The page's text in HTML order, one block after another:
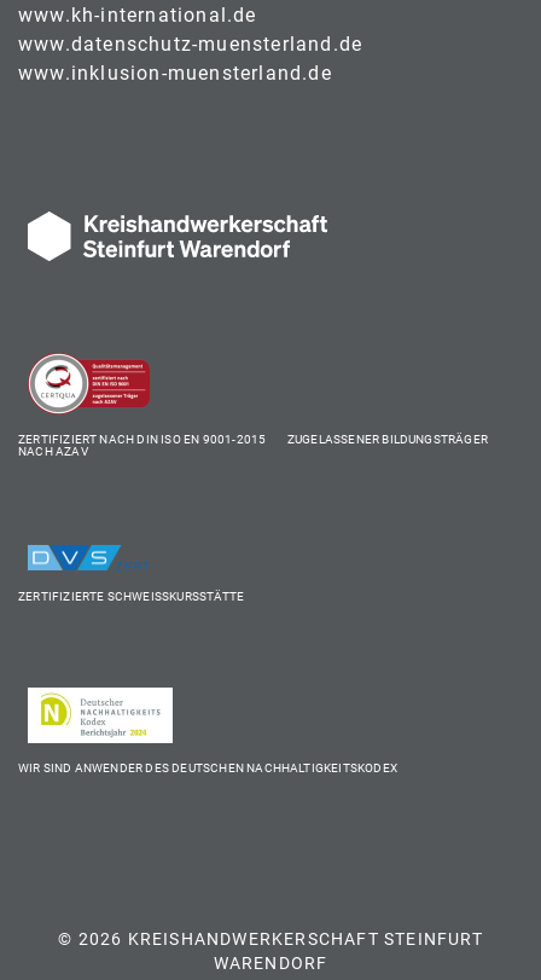
www.kh-international.de
www.datenschutz-muensterland.de
www.inklusion-muensterland.de
ZERTIFIZIERT NACH DIN ISO EN 9001-2015 ZUGELASSENER BILDUNGSTRÄGER
NACH AZAV
ZERTIFIZIERTE SCHWEISSKURSSTÄTTE
WIR SIND ANWENDER DES DEUTSCHEN NACHHALTIGKEITSKODEX
© 2026 KREISHANDWERKERSCHAFT STEINFURT
WARENDORF